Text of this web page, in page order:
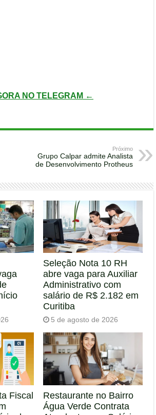
NO TELEGRAM ←
Próximo
Grupo Calpar admite Analista
de Desenvolvimento Protheus
Seleção Nota 10 RH
abre vaga para Auxiliar
Administrativo com
salário de R$ 2.182 em
Curitiba
5 de agosto de 2026
Fiscal
Restaurante no Bairro
Água Verde Contrata